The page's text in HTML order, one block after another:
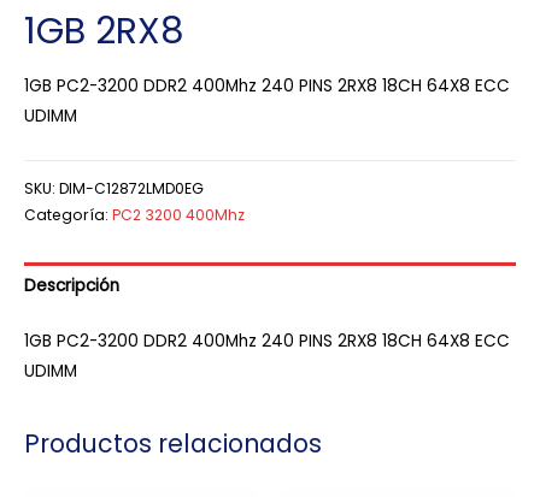
1GB 2RX8
1GB PC2-3200 DDR2 400Mhz 240 PINS 2RX8 18CH 64X8 ECC
UDIMM
SKU: DIM-C12872LMD0EG
Categoría: PC2 3200 400Mhz
Descripción
1GB PC2-3200 DDR2 400Mhz 240 PINS 2RX8 18CH 64X8 ECC
UDIMM
Productos relacionados